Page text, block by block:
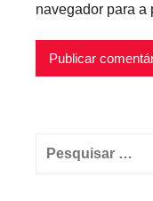
navegador para a
Pesquisar